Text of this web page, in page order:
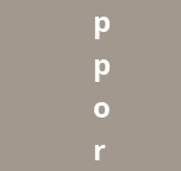
p
p
o
r